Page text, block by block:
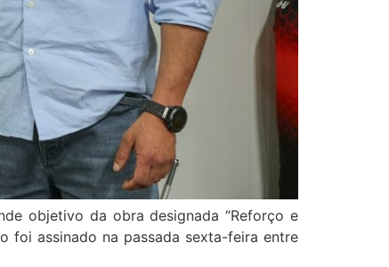
objetivo da obra designada “Reforço e
foi assinado na passada sexta-feira entre